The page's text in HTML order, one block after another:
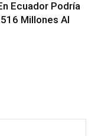
Ecuador Podría
Millones Al